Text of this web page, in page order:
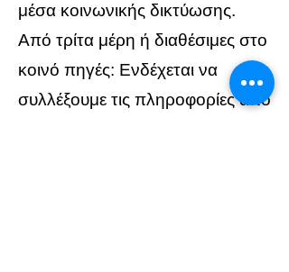
μέσα κοινωνικής δικτύωσης.
Από τρίτα μέρη ή διαθέσιμες στο
κοινό πηγές: Ενδέχεται να
συλλέξουμε τις πληροφορίες από